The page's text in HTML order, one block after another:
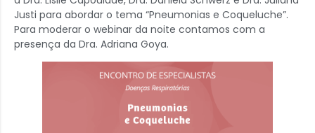
Justi para abordar o tema “Pneumonias e Coqueluche”.
Para moderar o webinar da noite contamos com a
presença da Dra. Adriana Goya.